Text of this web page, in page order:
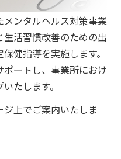
ンタルヘルス対策事業
生活習慣改善のための出
健指導を実施します。
ートし、事業所におけ
たします。
上でご案内いたしま